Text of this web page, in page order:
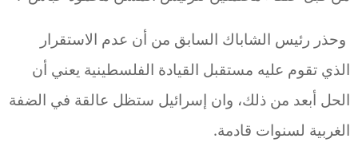
وحذر رئيس الشاباك السابق من أن عدم الاستقرار
الذي تقوم عليه مستقبل القيادة الفلسطينية يعني أن
الحل أبعد من ذلك، وان إسرائيل ستظل عالقة في الضفة
الغربية لسنوات قادمة.